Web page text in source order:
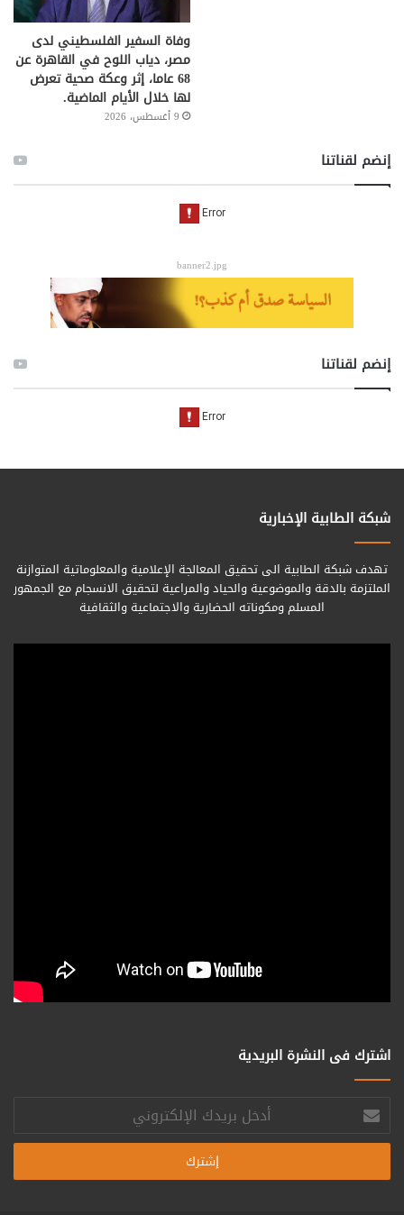
وفاة السفير الفلسطيني لدى
مصر، دياب اللوح في القاهرة عن
68 عاما، إثر وعكة صحية تعرض
لها خلال الأيام الماضية.
9 أغسطس، 2026
إنضم لقناتنا
banner2.jpg
إنضم لقناتنا
شبكة الطابية الإخبارية
تهدف شبكة الطابية الى تحقيق المعالجة الإعلامية والمعلوماتية المتوازنة
الملتزمة بالدقة والموضوعية والحياد والمراعية لتحقيق الانسجام مع الجمهور
المسلم ومكوناته الحضارية والاجتماعية والثقافية
اشترك فى النشرة البريدية
أدخل
بريدك
الإلكتروني